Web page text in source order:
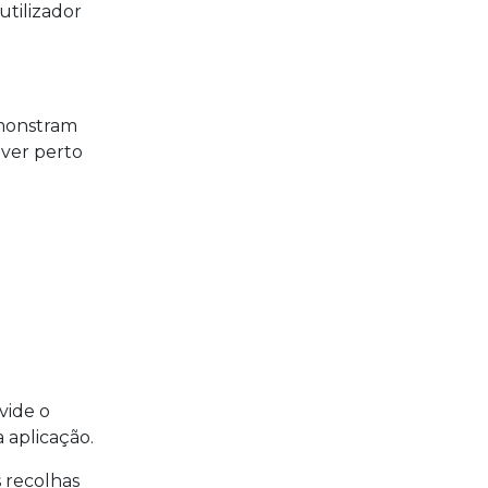
perto
o
aplicação.
recolhas